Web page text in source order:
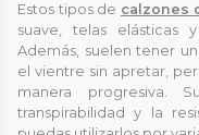
Estos tipos de calzones
suave, telas elásticas
Además, suelen tener
el vientre sin apretar,
manera progresiva.
transpirabilidad y la